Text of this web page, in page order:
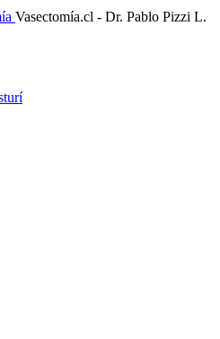
Vasectomía.cl - Dr. Pablo Pizzi L.